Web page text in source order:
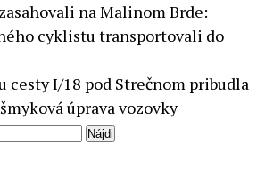
na Malinom Brde:
cyklistu transportovali do
cesty I/18 pod Strečnom pribudla
úprava vozovky